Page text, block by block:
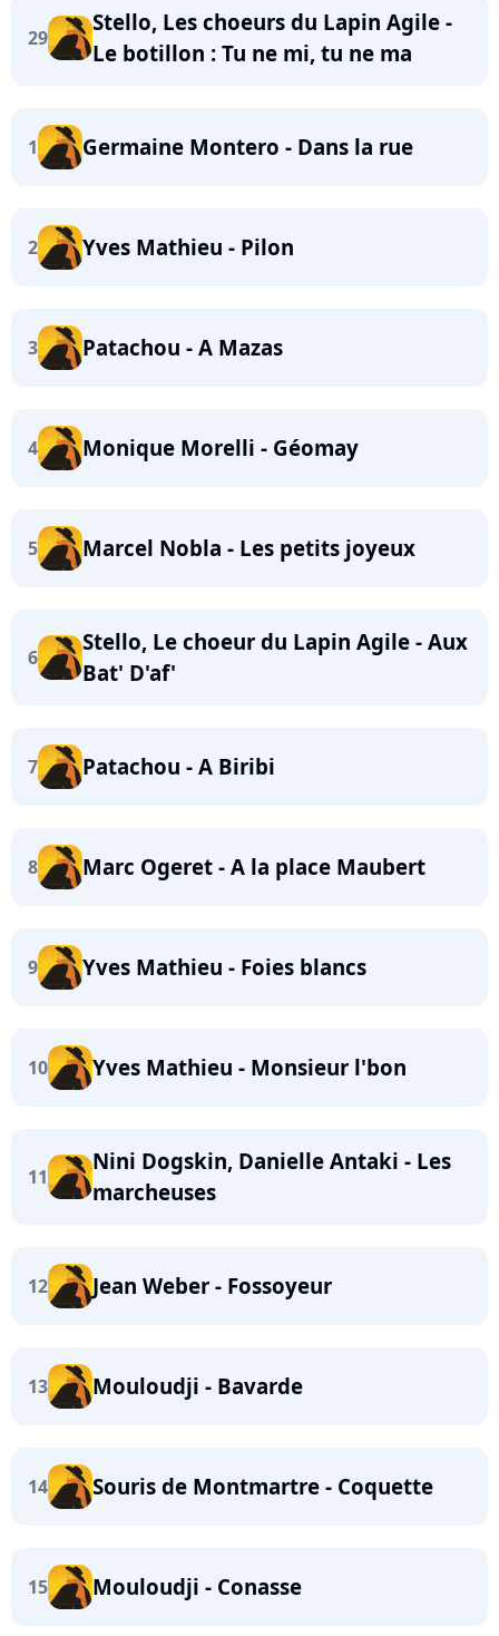
29
Stello, Les choeurs du Lapin Agile -
Le botillon : Tu ne mi, tu ne ma
1 Germaine Montero - Dans la rue
2 Yves Mathieu - Pilon
3 Patachou - A Mazas
4 Monique Morelli - Géomay
5 Marcel Nobla - Les petits joyeux
6
Stello, Le choeur du Lapin Agile - Aux
Bat' D'af'
7 Patachou - A Biribi
8 Marc Ogeret - A la place Maubert
9 Yves Mathieu - Foies blancs
10 Yves Mathieu - Monsieur l'bon
11
Nini Dogskin, Danielle Antaki - Les
marcheuses
12 Jean Weber - Fossoyeur
13 Mouloudji - Bavarde
14 Souris de Montmartre - Coquette
15 Mouloudji - Conasse